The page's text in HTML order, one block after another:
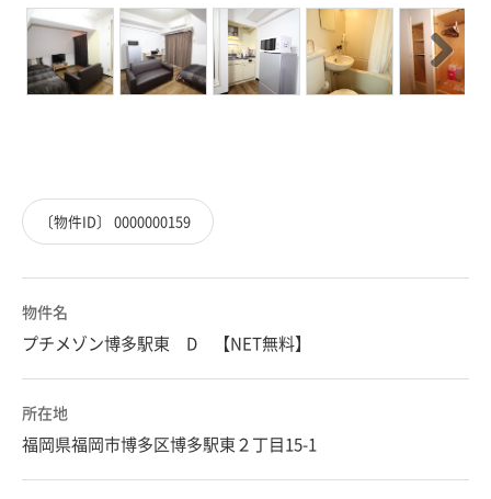
Next
〔物件ID〕 0000000159
物件名
プチメゾン博多駅東 D 【NET無料】
所在地
福岡県福岡市博多区博多駅東２丁目15-1